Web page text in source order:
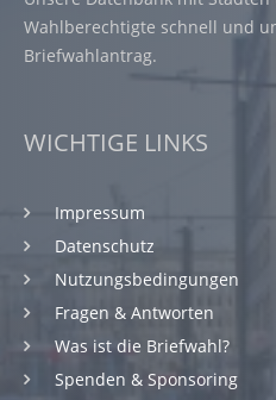
Wahlberechtigte schnell und
Briefwahlantrag.
WICHTIGE LINKS
Impressum
Datenschutz
Nutzungsbedingungen
Fragen & Antworten
Was ist die Briefwahl?
Spenden & Sponsoring